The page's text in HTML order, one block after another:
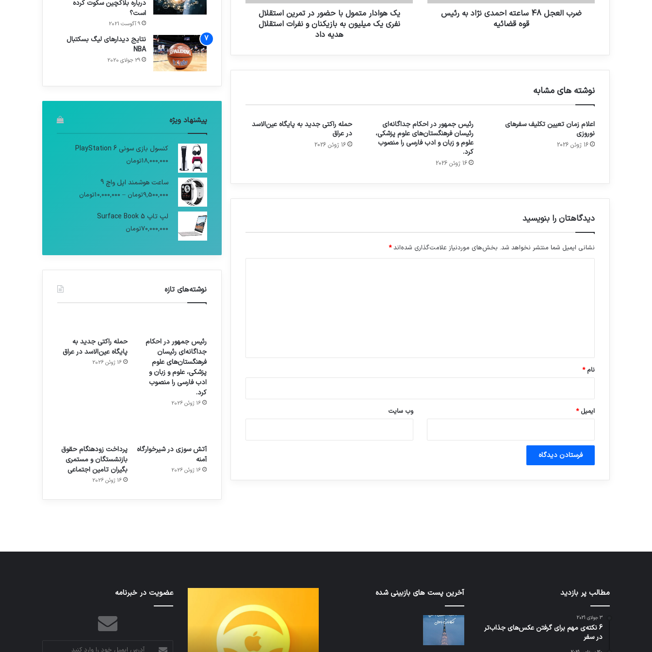
ضرب العجل 48 ساعته احمدی نژاد به رئیس
قوه قضائیه
یک هوادار متمول با حضور در تمرین استقلال
نفری یک میلیون به بازیکنان و نفرات استقلال
هدیه داد
نوشته های مشابه
اعلام زمان تعیین تکلیف سفرهای
نوروزی
16 ژوئن 2026
رئیس جمهور در احکام جداگانه‌ای
رئیسان فرهنگستان‌های علوم پزشکی،
علوم و زبان و ادب فارسی را منصوب
کرد.
16 ژوئن 2026
حمله راکتی جدید به پایگاه عین‌الاسد
در عراق
16 ژوئن 2026
دیدگاهتان را بنویسید
نشانی ایمیل شما منتشر نخواهد شد. بخش‌های موردنیاز علامت‌گذاری شده‌اند*
نام*
ایمیل* وب‌ سایت
درباره بلاکچین سکوت کرده
است؟
9 آگوست 2021
نتایج دیدار‌های لیگ بسکتبال
NBA
29 جولای 2020
پیشنهاد ویژه
کنسول بازی سونی PlayStation 6
18,000,000تومان
ساعت هوشمند اپل واچ 9
9,500,000تومان –
10,000,000تومان
لپ تاپ Surface Book 5
70,000,000تومان
نوشته‌های تازه
رئیس جمهور در احکام
جداگانه‌ای رئیسان
فرهنگستان‌های علوم
پزشکی، علوم و زبان و
ادب فارسی را منصوب
کرد.
16 ژوئن 2026
حمله راکتی جدید به
پایگاه عین‌الاسد در عراق
16 ژوئن 2026
آتش سوزی در شیرخوارگاه
آمنه
16 ژوئن 2026
پرداخت زودهنگام حقوق
بازنشستگان و مستمری
بگیران تامین اجتماعی
16 ژوئن 2026
هدفون های 2023
مطالب پر بازدید
3 جولای 2021
6 نکته‌ی مهم برای گرفتن عکس‌های جذاب‌تر
در سفر
آخرین پست های بازبینی شده
شبکه
می‌تواند
سقوط
کدام
پیام‌رسان
اطلاعات
کاربران
را
عضویت در خبرنامه
آدرس